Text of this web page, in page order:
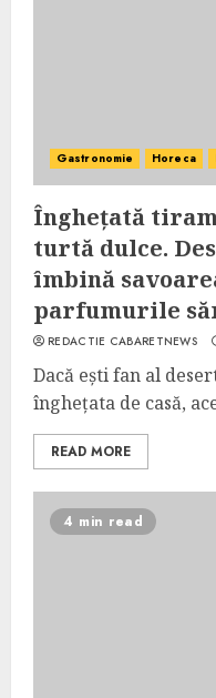
Gastronomie Horeca
Înghețată
turtă dulce.
îmbină
parfumurile
REDACTIE CABARETNEWS
Dacă ești fan al
înghețata de casă,
READ MORE
4 min read